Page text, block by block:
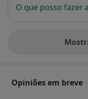
O que posso fazer
Opiniões em breve